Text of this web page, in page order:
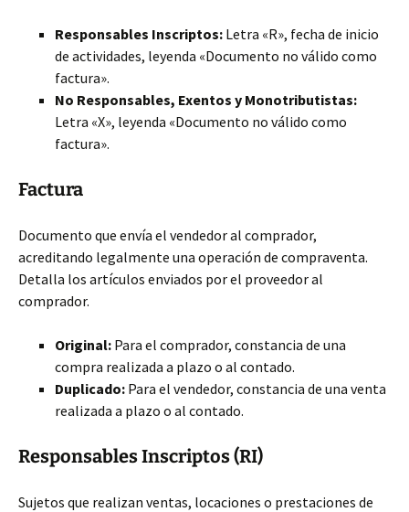
Responsables Inscriptos: Letra «R», fecha de inicio
de actividades, leyenda «Documento no válido como
factura».
No Responsables, Exentos y Monotributistas:
Letra «X», leyenda «Documento no válido como
factura».
Factura
Documento que envía el vendedor al comprador,
acreditando legalmente una operación de compraventa.
Detalla los artículos enviados por el proveedor al
comprador.
Original: Para el comprador, constancia de una
compra realizada a plazo o al contado.
Duplicado: Para el vendedor, constancia de una venta
realizada a plazo o al contado.
Responsables Inscriptos (RI)
Sujetos que realizan ventas, locaciones o prestaciones de